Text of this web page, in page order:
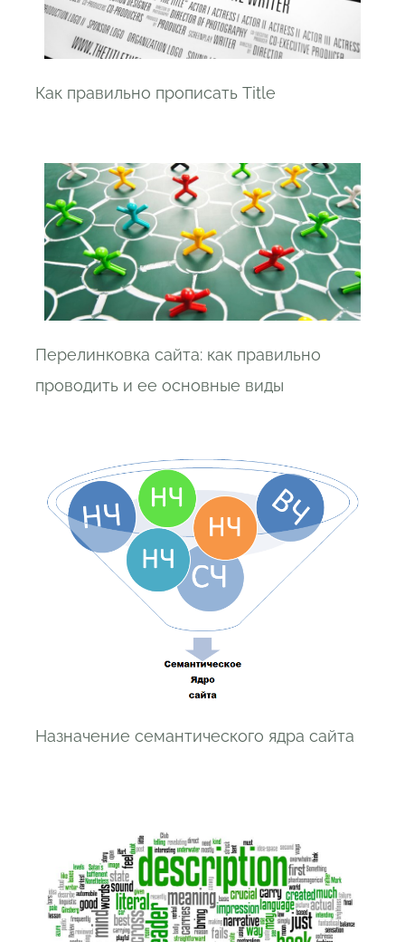
Как правильно прописать Title
Перелинковка сайта: как правильно
проводить и ее основные виды
Назначение семантического ядра сайта